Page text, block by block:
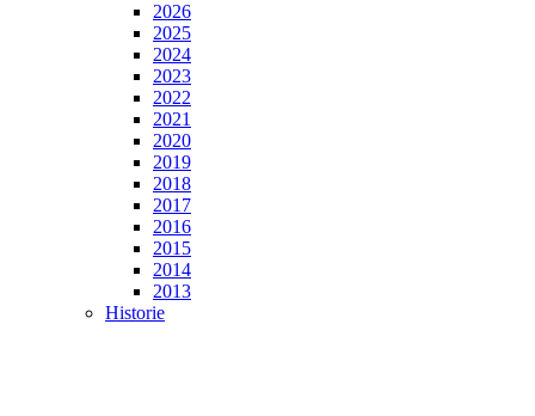
2026
2025
2024
2023
2022
2021
2020
2019
2018
2017
2016
2015
2014
2013
Historie